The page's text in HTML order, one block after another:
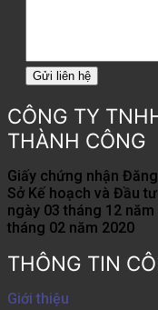
CÔNG TY
THÀNH CÔNG
Giấy chứng nhận
Sở Kế hoạch và Đầu
ngày 03 tháng 12
tháng 02 năm 2020
THÔNG TIN
Giới thiệu